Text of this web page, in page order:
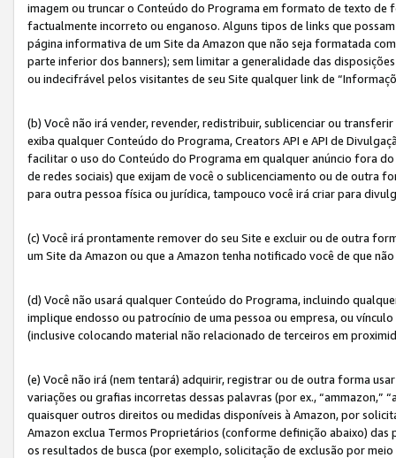
imagem ou truncar o Conteúdo do Programa em formato de texto
factualmente incorreto ou enganoso. Alguns tipos de links que
página informativa de um Site da Amazon que não seja formatada
parte inferior dos banners); sem limitar a generalidade das
ou indecifrável pelos visitantes de seu Site qualquer link de
(b) Você não irá vender, revender, redistribuir, sublicenciar ou
exiba qualquer Conteúdo do Programa, Creators API e API de
facilitar o uso do Conteúdo do Programa em qualquer anúncio fora
de redes sociais) que exijam de você o sublicenciamento ou de outra
para outra pessoa física ou jurídica, tampouco você irá criar para
(c) Você irá prontamente remover do seu Site e excluir ou de outra
um Site da Amazon ou que a Amazon tenha notificado você de que
(d) Você não usará qualquer Conteúdo do Programa, incluindo
implique endosso ou patrocínio de uma pessoa ou empresa, ou
(inclusive colocando material não relacionado de terceiros em
(e) Você não irá (nem tentará) adquirir, registrar ou de outra forma
variações ou grafias incorretas dessas palavras (por ex., “ammazon,”
quaisquer outros direitos ou medidas disponíveis à Amazon, por
Amazon exclua Termos Proprietários (conforme definição abaixo)
os resultados de busca (por exemplo, solicitação de exclusão por